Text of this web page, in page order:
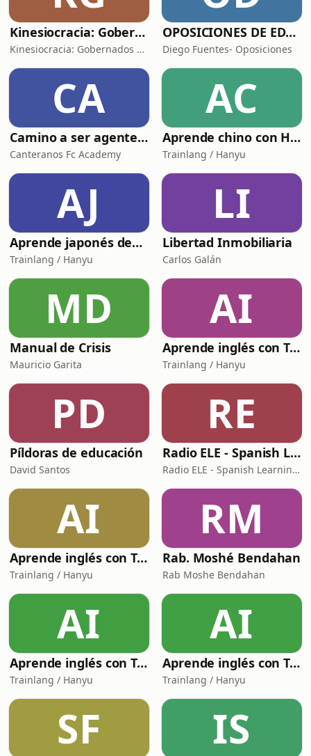
Kinesiocracia: Gobernados por el movimiento
Kinesiocracia: Gobernados por el movimiento
OPOSICIONES DE EDUCACIÓN
Diego Fuentes- Oposiciones
CA
Camino a ser agente - Podcast para preparar y presentar el examen de AGENTE FIFA
Canteranos Fc Academy
AC
Aprende chino con Hanyu | Nivel HSK 1 (Temporada 2)
Trainlang / Hanyu
AJ
Aprende japonés desde cero (Temporada 3)
Trainlang / Hanyu
LI
Libertad Inmobiliaria
Carlos Galán
MD
Manual de Crisis
Mauricio Garita
AI
Aprende inglés con Trainlang | Business English B2 (Temporada 1)
Trainlang / Hanyu
PD
Píldoras de educación
David Santos
RE
Radio ELE - Spanish Learning Podcast - Pódcast para aprender español
Radio ELE - Spanish Learning Podcast - Pódcast para aprender español
AI
Aprende inglés con Trainlang | Nivel A1 Beginner (Temporada 2)
Trainlang / Hanyu
RM
Rab. Moshé Bendahan
Rab Moshe Bendahan
AI
Aprende inglés con Trainlang | Nivel B1 Intermediate (Temporada 1)
Trainlang / Hanyu
AI
Aprende inglés con Trainlang | Nivel B2 Upper-intermediate (Temporada 1)
Trainlang / Hanyu
SF IS